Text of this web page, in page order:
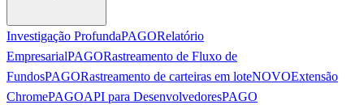
Investigação ProfundaPAGORelatório
EmpresarialPAGORastreamento de Fluxo de
FundosPAGORastreamento de carteiras em loteNOVOExtensão
ChromePAGOAPI para DesenvolvedoresPAGO